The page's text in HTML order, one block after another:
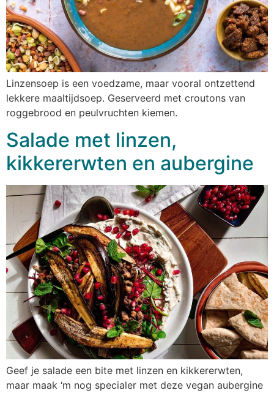
Linzensoep is een voedzame, maar vooral ontzettend
lekkere maaltijdsoep. Geserveerd met croutons van
roggebrood en peulvruchten kiemen.
Salade met linzen,
kikkererwten en aubergine
Geef je salade een bite met linzen en kikkererwten,
maar maak ‘m nog specialer met deze vegan aubergine